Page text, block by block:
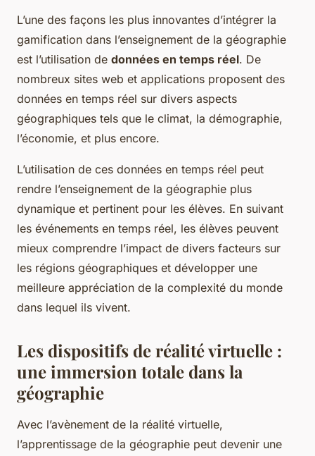
L’une des façons les plus innovantes d’intégrer la
gamification dans l’enseignement de la géographie
est l’utilisation de données en temps réel. De
nombreux sites web et applications proposent des
données en temps réel sur divers aspects
géographiques tels que le climat, la démographie,
l’économie, et plus encore.
L’utilisation de ces données en temps réel peut
rendre l’enseignement de la géographie plus
dynamique et pertinent pour les élèves. En suivant
les événements en temps réel, les élèves peuvent
mieux comprendre l’impact de divers facteurs sur
les régions géographiques et développer une
meilleure appréciation de la complexité du monde
dans lequel ils vivent.
Les dispositifs de réalité virtuelle :
une immersion totale dans la
géographie
Avec l’avènement de la réalité virtuelle,
l’apprentissage de la géographie peut devenir une